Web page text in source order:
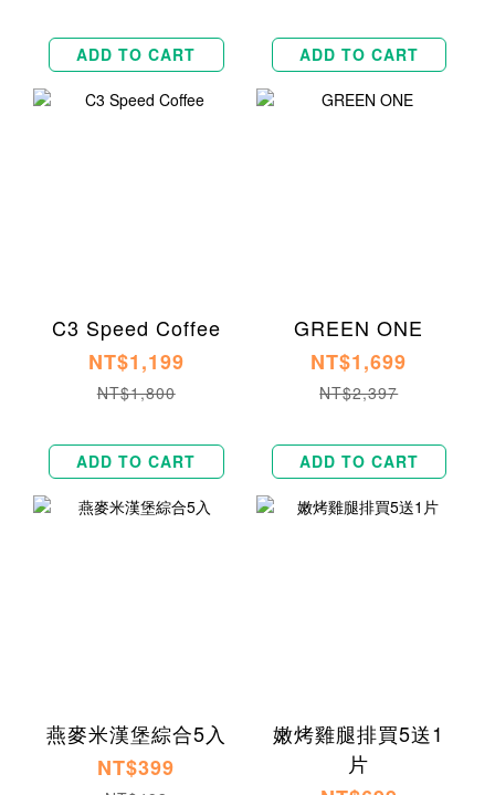
ADD TO CART ADD TO CART
C3 Speed Coffee
NT$1,199
NT$1,800
ADD TO CART
GREEN ONE
NT$1,699
NT$2,397
ADD TO CART
燕麥米漢堡綜合5入
NT$399
嫩烤雞腿排買5送1
片